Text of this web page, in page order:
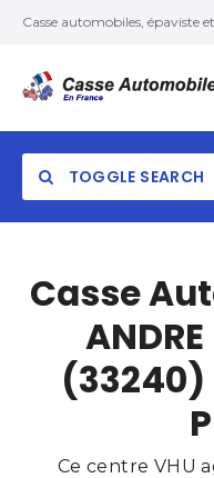
Casse automobiles, épaviste
TOGGLE SEARCH
Casse
(33240)
Ce centre VHU